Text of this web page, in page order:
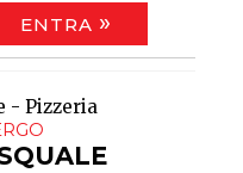
ENTRA
- Pizzeria